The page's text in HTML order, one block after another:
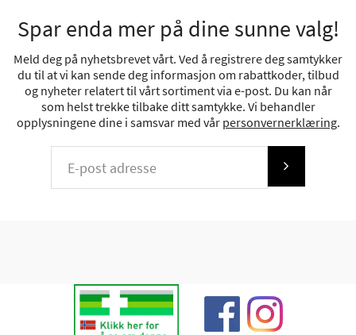
Spar enda mer på dine sunne valg!
Meld deg på nyhetsbrevet vårt. Ved å registrere deg samtykker
du til at vi kan sende deg informasjon om rabattkoder, tilbud
og nyheter relatert til vårt sortiment via e-post. Du kan når
som helst trekke tilbake ditt samtykke. Vi behandler
opplysningene dine i samsvar med vår personvernerklæring.